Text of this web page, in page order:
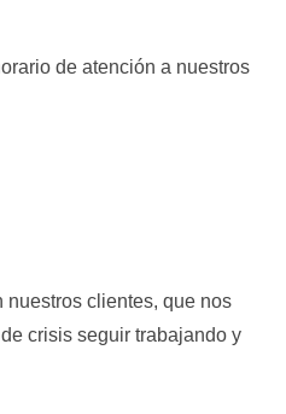
de atención a nuestros
nuestros clientes, que nos
crisis seguir trabajando y